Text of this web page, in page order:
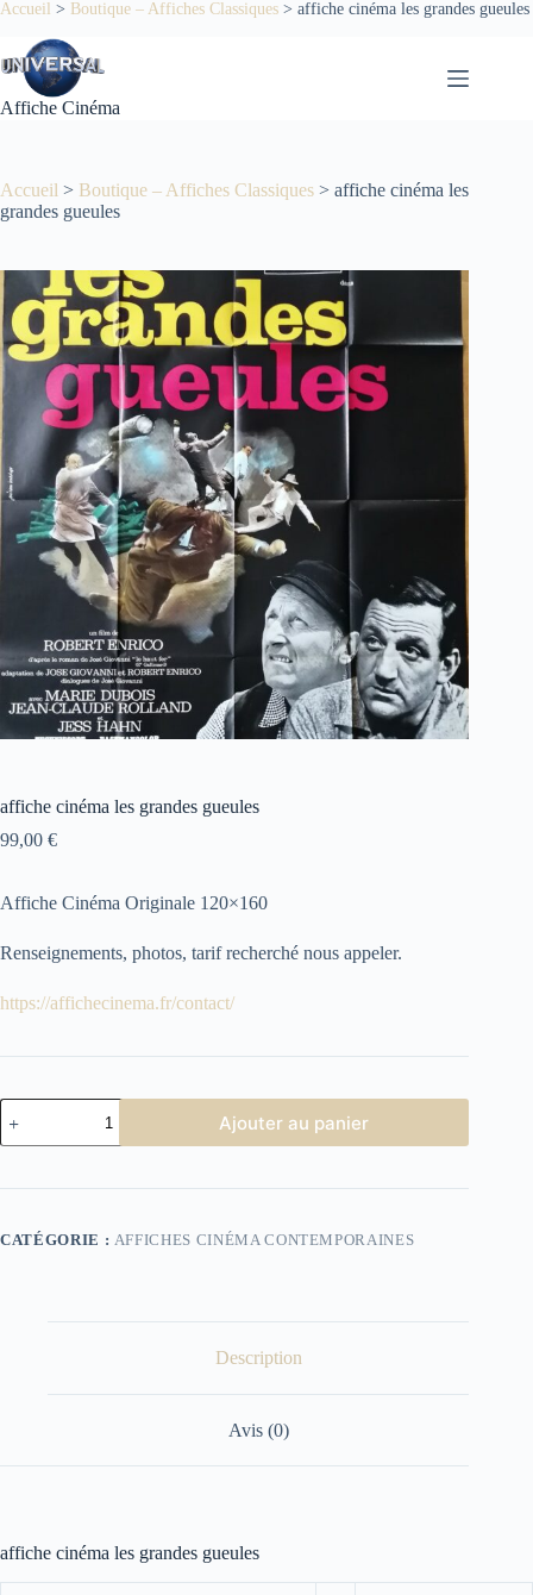
Passer
contenu
Accueil > Boutique – Affiches Classiques > affiche cinéma les grandes gueules
Affiche Cinéma
Accueil > Boutique – Affiches Classiques > affiche cinéma les
grandes gueules
affiche cinéma les grandes gueules
99,00 €
Affiche Cinéma Originale 120×160
Renseignements, photos, tarif recherché nous appeler.
https://affichecinema.fr/contact/
quantité
de
affiche
les
gueules
Ajouter au panier
CATÉGORIE : AFFICHES CINÉMA CONTEMPORAINES
Description
Avis (0)
affiche cinéma les grandes gueules